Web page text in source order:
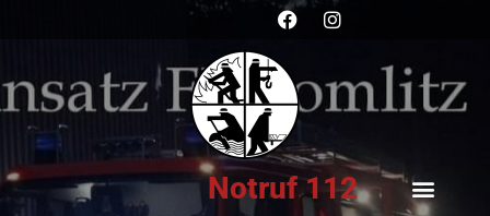
Notruf 112